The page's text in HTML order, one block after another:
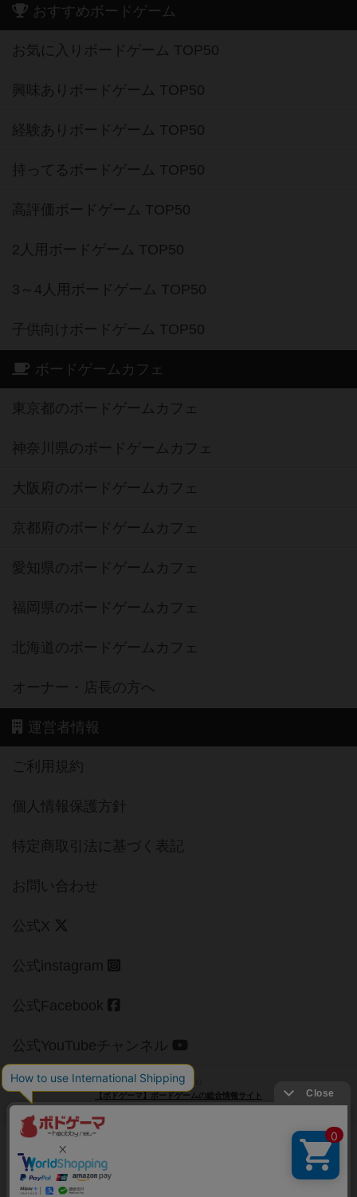
おすすめボードゲーム
お気に入りボードゲーム TOP50
興味ありボードゲーム TOP50
経験ありボードゲーム TOP50
持ってるボードゲーム TOP50
高評価ボードゲーム TOP50
2人用ボードゲーム TOP50
3～4人用ボードゲーム TOP50
子供向けボードゲーム TOP50
ボードゲームカフェ
東京都のボードゲームカフェ
神奈川県のボードゲームカフェ
大阪府のボードゲームカフェ
京都府のボードゲームカフェ
愛知県のボードゲームカフェ
福岡県のボードゲームカフェ
北海道のボードゲームカフェ
オーナー・店長の方へ
運営者情報
ご利用規約
個人情報保護方針
特定商取引法に基づく表記
お問い合わせ
公式X
公式instagram
公式Facebook
公式YouTubeチャンネル
Copyright (c)
【ボドゲーマ】ボードゲームの総合情報サイト